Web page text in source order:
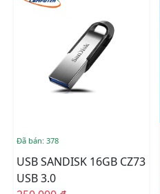
Đã bán: 378
USB SANDISK 16GB CZ73
USB 3.0